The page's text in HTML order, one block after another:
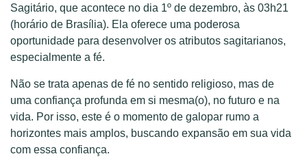
Sagitário, que acontece no dia 1º de dezembro, às 03h21
(horário de Brasília). Ela oferece uma poderosa
oportunidade para desenvolver os atributos sagitarianos,
especialmente a fé.
Não se trata apenas de fé no sentido religioso, mas de
uma confiança profunda em si mesma(o), no futuro e na
vida. Por isso, este é o momento de galopar rumo a
horizontes mais amplos, buscando expansão em sua vida
com essa confiança.